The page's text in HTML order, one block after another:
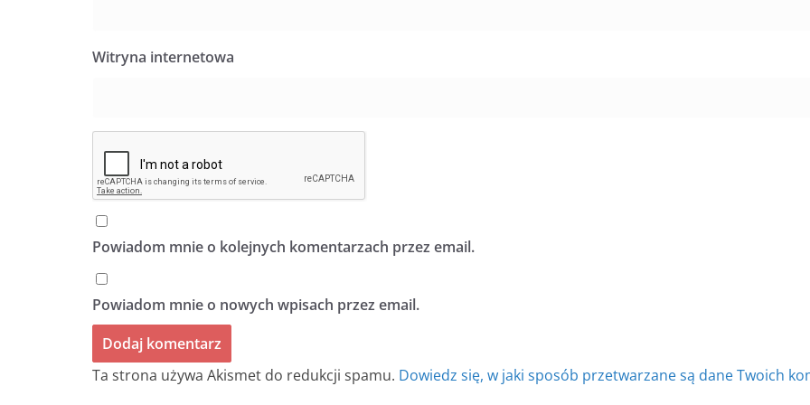
Witryna internetowa
Powiadom mnie o kolejnych komentarzach przez email.
Powiadom mnie o nowych wpisach przez email.
Ta strona używa Akismet do redukcji spamu. Dowiedz się, w jaki sposób przetwarzane są dane Twoich